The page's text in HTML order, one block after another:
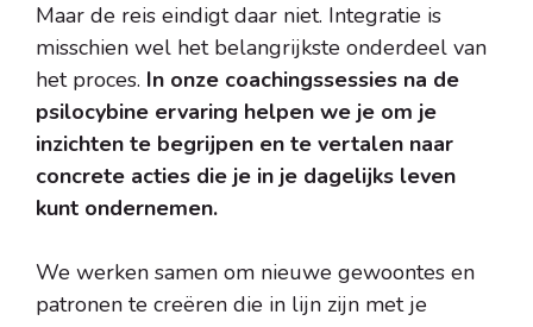
Maar de reis eindigt daar niet. Integratie is
misschien wel het belangrijkste onderdeel van
het proces. In onze coachingssessies na de
psilocybine ervaring helpen we je om je
inzichten te begrijpen en te vertalen naar
concrete acties die je in je dagelijks leven
kunt ondernemen.
We werken samen om nieuwe gewoontes en
patronen te creëren die in lijn zijn met je